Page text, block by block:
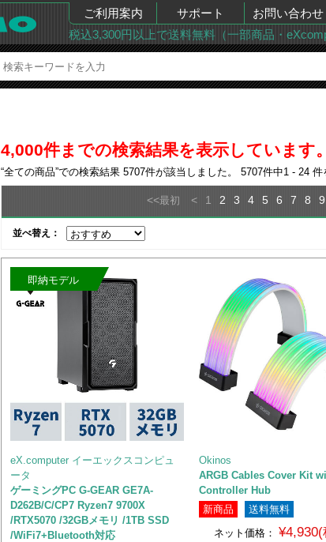
ご利用案内 サポート お問い合わせ
税込3,300円以上で送料無料（一部商品・
4,000件までの検索結果を表示しています
“全ての商品”での検索結果 5707件が該当しました。 5707件中1 - 24 件
<<最初 < 1 2 3 4 5 6 7 8 9
並べ替え：
即納モデル
eX.computer イーエックスコンピュ
ータ
ゲーミングPC G-GEAR GE7A-
D262B/C/CP7 Ryzen7 9700X
/RTX5070 /32GBメモリ /1TB SSD
/WiFi7+Bluetooth対応
Okinos
ARGB Cables Cover Kit
Controller Hub
新商品
送料無料
ネット価格：